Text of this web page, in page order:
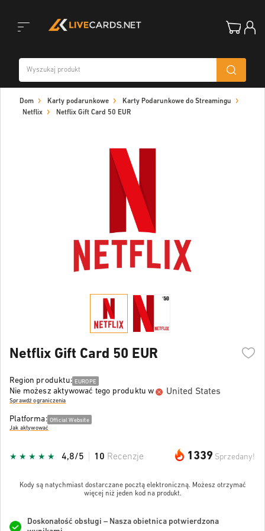
navigation
Dom Karty podarunkowe
Karty Podarunkowe do Streamingu
Netflix
Netflix Gift Card 50 EUR
Netflix Gift Card 50 EUR
Region produktu: EUROPE
Nie możesz aktywować tego produktu w United States
Sprawdź ograniczenia
Platforma: Official Website
Jak aktywować
1339 Sprzedany!
4,8/5 10 Recenzje
Kody są natychmiast dostarczane pocztą elektroniczną. Możesz otrzymać
więcej niż jeden kod na produkt.
Doskonałość obsługi – Nasza obietnica potwierdzona